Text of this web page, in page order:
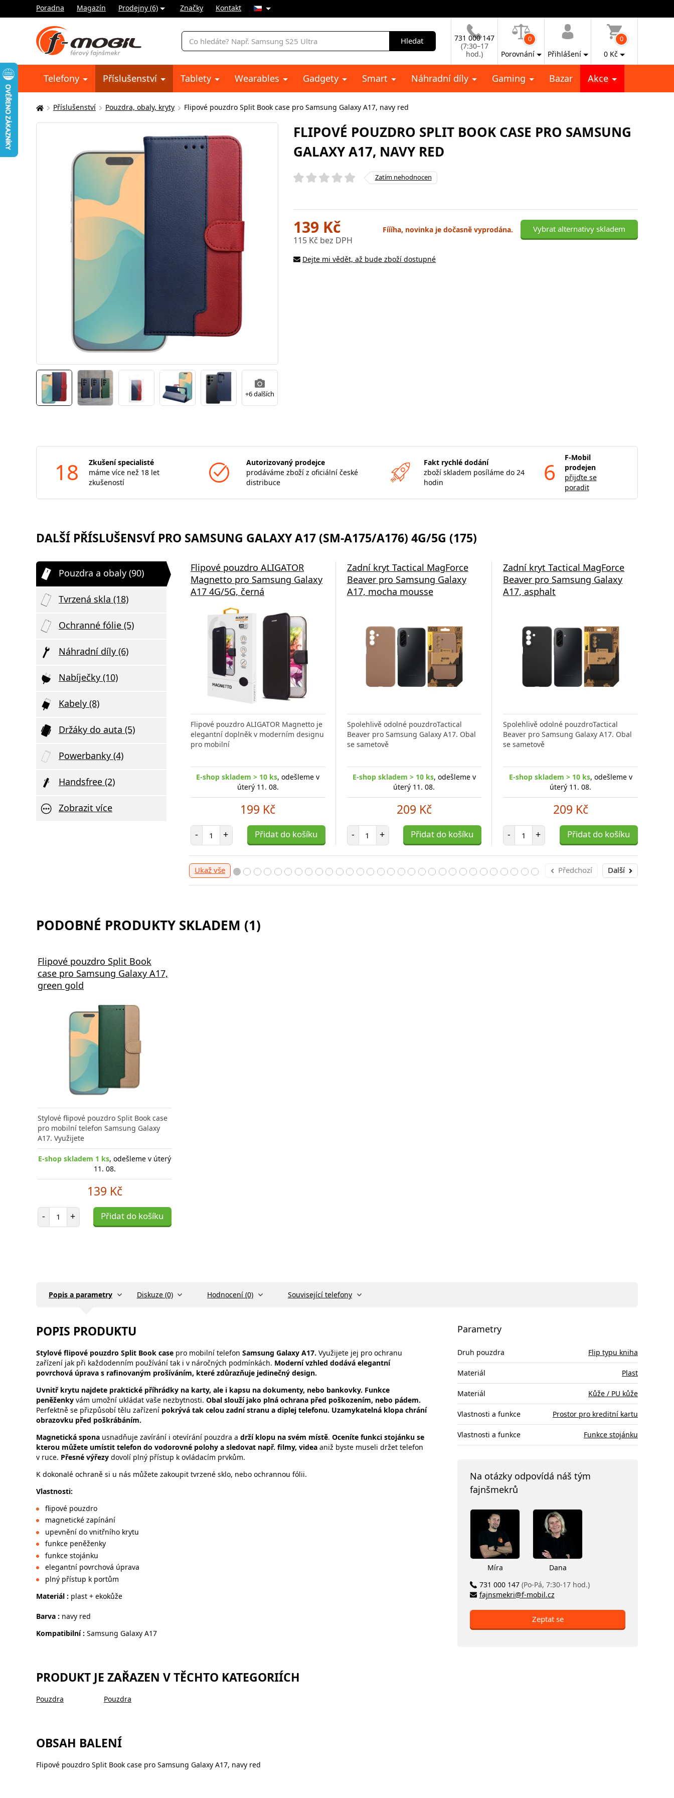
Poradna Magazín Prodejny (6) Značky Kontakt
Vyhledávání
Hledat
731 000 147
(7:30–17
hod.)
0
Porovnání Přihlášení
0
0 Kč
Telefony Příslušenství Tablety Wearables Gadgety Smart Náhradní díly Gaming Bazar Akce
Zde
se
Příslušenství Pouzdra, obaly, kryty Flipové pouzdro Split Book case pro Samsung Galaxy A17, navy red
+6 dalších
FLIPOVÉ POUZDRO SPLIT BOOK CASE PRO SAMSUNG
GALAXY A17, NAVY RED
Zatím nehodnocen
139 Kč
115 Kč bez DPH
Fíííha, novinka je dočasně vyprodána. Vybrat alternativy skladem
Dejte mi vědět, až bude zboží dostupné
18
Zkušení specialisté
máme více než 18 let
zkušeností
Autorizovaný prodejce
prodáváme zboží z oficiální české
distribuce
Fakt rychlé dodání
zboží skladem posíláme do 24
hodin
6
F-Mobil
prodejen
přijďte se
poradit
DALŠÍ PŘÍSLUŠENSVÍ PRO SAMSUNG GALAXY A17 (SM-A175/A176) 4G/5G (175)
Pouzdra a obaly (90)
Tvrzená skla (18)
Ochranné fólie (5)
Náhradní díly (6)
Nabíječky (10)
Kabely (8)
Držáky do auta (5)
Powerbanky (4)
Handsfree (2)
Zobrazit více
Flipové pouzdro ALIGATOR
Magnetto pro Samsung Galaxy
A17 4G/5G, černá
Flipové pouzdro ALIGATOR Magnetto je
elegantní doplněk v moderním designu
pro mobilní
E-shop skladem > 10 ks, odešleme v
úterý 11. 08.
199 Kč
- Počet položek
+ Přidat do košíku
Zadní kryt Tactical MagForce
Beaver pro Samsung Galaxy
A17, mocha mousse
Spolehlivě odolné pouzdroTactical
Beaver pro Samsung Galaxy A17. Obal
se sametově
E-shop skladem > 10 ks, odešleme v
úterý 11. 08.
209 Kč
- Počet položek
+ Přidat do košíku
Zadní kryt Tactical MagForce
Beaver pro Samsung Galaxy
A17, asphalt
Spolehlivě odolné pouzdroTactical
Beaver pro Samsung Galaxy A17. Obal
se sametově
E-shop skladem > 10 ks, odešleme v
úterý 11. 08.
209 Kč
- Počet položek
+ Přidat do košíku
Ukaž vše Předchozí Další
PODOBNÉ PRODUKTY SKLADEM (1)
Flipové pouzdro Split Book
case pro Samsung Galaxy A17,
green gold
Stylové flipové pouzdro Split Book case
pro mobilní telefon Samsung Galaxy
A17. Využijete
E-shop skladem 1 ks, odešleme v úterý
11. 08.
139 Kč
- Počet položek
+ Přidat do košíku
Popis a parametry Diskuze (0) Hodnocení (0) Související telefony
POPIS PRODUKTU
Stylové flipové pouzdro Split Book case pro mobilní telefon Samsung Galaxy A17. Využijete jej pro ochranu
zařízení jak při každodenním používání tak i v náročných podmínkách. Moderní vzhled dodává elegantní
povrchová úprava s rafinovaným prošíváním, které zdůrazňuje jedinečný design.
Uvnitř krytu najdete praktické příhrádky na karty, ale i kapsu na dokumenty, nebo bankovky. Funkce
peněženky vám umožní ukládat vaše nezbytnosti. Obal slouží jako plná ochrana před poškozením, nebo pádem.
Perfektně se přizpůsobí tělu zařízení pokrývá tak celou zadní stranu a diplej telefonu. Uzamykatelná klopa chrání
obrazovku před poškrábáním.
Magnetická spona usnadňuje zavírání i otevírání pouzdra a drží klopu na svém místě. Oceníte funkci stojánku se
kterou můžete umístit telefon do vodorovné polohy a sledovat např. filmy, videa aniž byste museli držet telefon
v ruce. Přesné výřezy dovolí plný přístup k ovládacím prvkům.
K dokonalé ochraně si u nás můžete zakoupit tvrzené sklo, nebo ochrannou fólii.
Vlastnosti:
flipové pouzdro
magnetické zapínání
upevnění do vnitřního krytu
funkce peněženky
funkce stojánku
elegantní povrchová úprava
plný přístup k portům
Materiál : plast + ekokůže
Barva : navy red
Kompatibilní : Samsung Galaxy A17
PRODUKT JE ZAŘAZEN V TĚCHTO KATEGORIÍCH
Pouzdra Pouzdra
OBSAH BALENÍ
Flipové pouzdro Split Book case pro Samsung Galaxy A17, navy red
Parametry
Druh pouzdra Flip typu kniha
Materiál Plast
Materiál Kůže / PU kůže
Vlastnosti a funkce Prostor pro kreditní kartu
Vlastnosti a funkce Funkce stojánku
Na otázky odpovídá náš tým
fajnšmekrů
Míra
Dana
731 000 147 (Po-Pá, 7:30-17 hod.)
fajnsmekri@f-mobil.cz
Zeptat se